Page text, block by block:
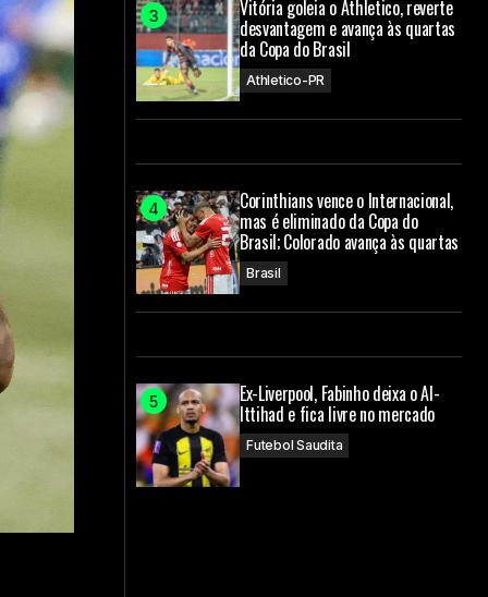
Vitória goleia o Athletico, reverte
desvantagem e avança às quartas
da Copa do Brasil
Athletico-PR
Corinthians vence o Internacional,
mas é eliminado da Copa do
Brasil; Colorado avança às quartas
Brasil
Ex-Liverpool, Fabinho deixa o Al-
Ittihad e fica livre no mercado
Futebol Saudita